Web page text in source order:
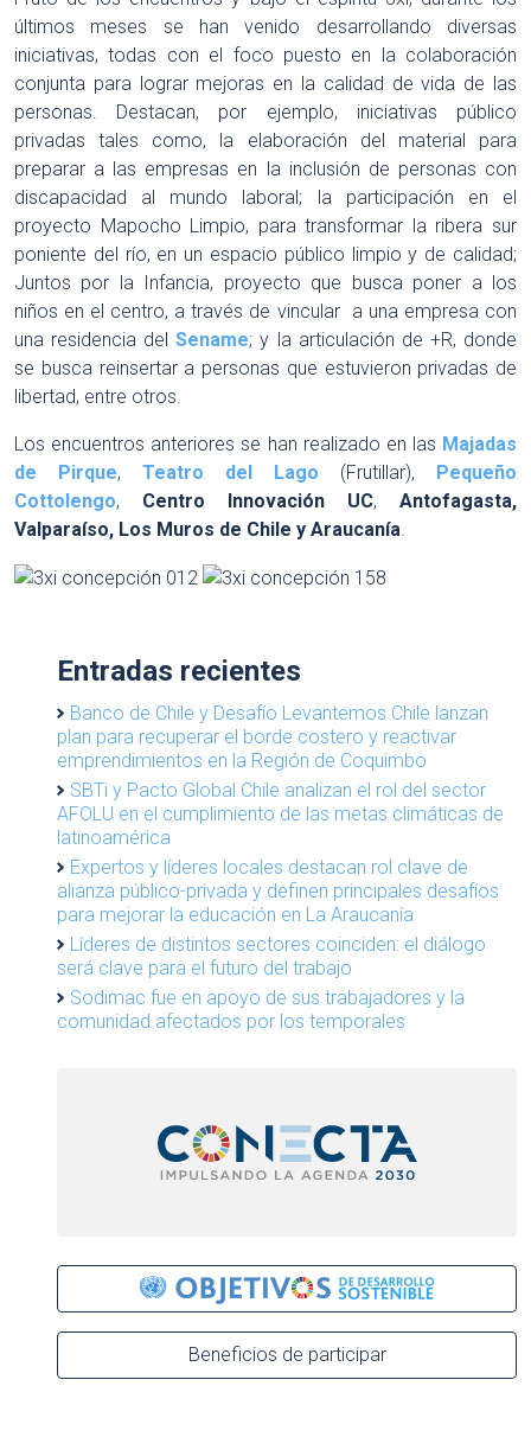
últimos meses se han venido desarrollando diversas
iniciativas, todas con el foco puesto en la colaboración
conjunta para lograr mejoras en la calidad de vida de las
personas. Destacan, por ejemplo, iniciativas público
privadas tales como, la elaboración del material para
preparar a las empresas en la inclusión de personas con
discapacidad al mundo laboral; la participación en el
proyecto Mapocho Limpio, para transformar la ribera sur
poniente del río, en un espacio público limpio y de calidad;
Juntos por la Infancia, proyecto que busca poner a los
niños en el centro, a través de vincular a una empresa con
una residencia delSename; y la articulación de +R, donde
se busca reinsertar a personas que estuvieron privadas de
libertad, entre otros.
Los encuentros anteriores se han realizado en las Majadas
de Pirque, Teatro del Lago (Frutillar), Pequeño
Cottolengo, Centro Innovación UC, Antofagasta,
Valparaíso, Los Muros de Chile y Araucanía.
Entradas recientes
Banco de Chile y Desafío Levantemos Chile lanzan
plan para recuperar el borde costero y reactivar
emprendimientos en la Región de Coquimbo
SBTi y Pacto Global Chile analizan el rol del sector
AFOLU en el cumplimiento de las metas climáticas de
latinoamérica
Expertos y líderes locales destacan rol clave de
alianza público-privada y definen principales desafíos
para mejorar la educación en La Araucanía
Líderes de distintos sectores coinciden: el diálogo
será clave para el futuro del trabajo
Sodimac fue en apoyo de sus trabajadores y la
comunidad afectados por los temporales
Beneficios de participar